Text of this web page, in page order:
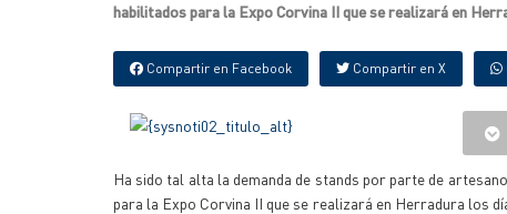
habilitados para la Expo Corvina II que se realizará en
Compartir en Facebook Compartir en X
Ha sido tal alta la demanda de stands por parte de
para la Expo Corvina II que se realizará en Herradura los